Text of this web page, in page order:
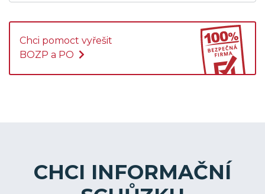
Chci pomoct vyřešit
BOZP a PO
CHCI INFORMAČNÍ